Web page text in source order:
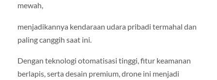
mewah,
menjadikannya kendaraan udara pribadi termahal dan
paling canggih saat ini.
Dengan teknologi otomatisasi tinggi, fitur keamanan
berlapis, serta desain premium, drone ini menjadi